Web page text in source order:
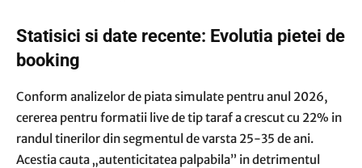
Statisici si date recente: Evolutia pietei de
booking
Conform analizelor de piata simulate pentru anul 2026,
cererea pentru formatii live de tip taraf a crescut cu 22% in
randul tinerilor din segmentul de varsta 25-35 de ani.
Acestia cauta „autenticitatea palpabila” in detrimentul